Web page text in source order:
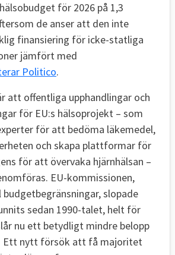
för 2026 på 1,3
de anser att den inte
finansiering för icke-statliga
jämfört med
Politico.
att offentliga upphandlingar och
för EU:s hälsoprojekt – som
för att bedöma läkemedel,
och skapa plattformar för
för att övervaka hjärnhälsan –
EU-kommissionen,
slopade
sedan 1990-talet, helt för
nu ett betydligt mindre belopp
Ett nytt försök att få majoritet